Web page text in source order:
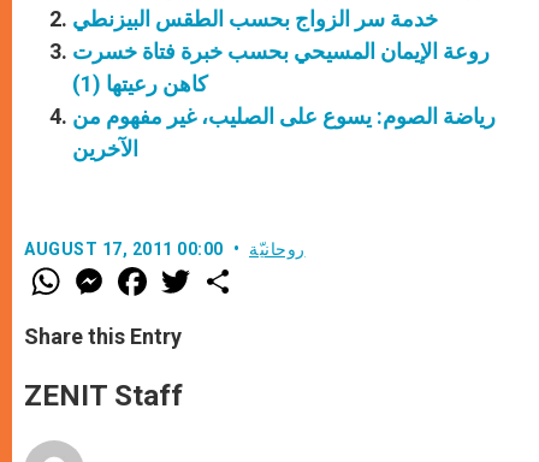
خدمة سر الزواج بحسب الطقس البيزنطي
روعة الإيمان المسيحي بحسب خبرة فتاة خسرت
كاهن رعيتها (1)
رياضة الصوم: يسوع على الصليب، غير مفهوم من
الآخرين
AUGUST 17, 2011 00:00 روحانيّة
W
h
t
s
p
p
M
e
s
e
g
e
F
a
e
b
o
k
w
Share this Entry
ZENIT Staff